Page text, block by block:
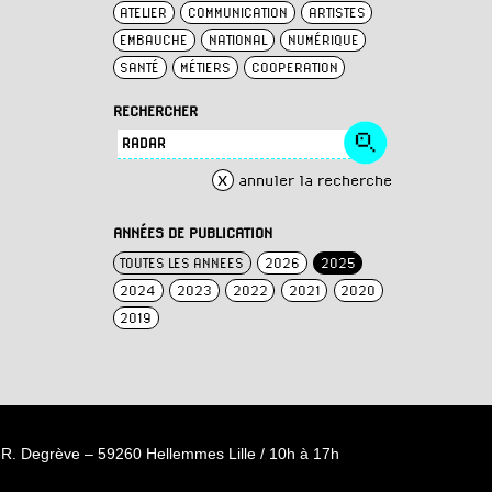
ATELIER
COMMUNICATION
ARTISTES
EMBAUCHE
NATIONAL
NUMÉRIQUE
SANTÉ
MÉTIERS COOPERATION
RECHERCHER
x annuler la recherche
ANNÉES DE PUBLICATION
TOUTES LES ANNEES 2026
2025
2024
2023 2022 2021
2020
2019
Degrève – 59260 Hellemmes Lille / 10h à 17h